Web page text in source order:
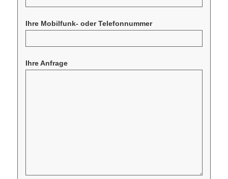
Ihre Mobilfunk- oder Telefonnummer
Ihre Anfrage